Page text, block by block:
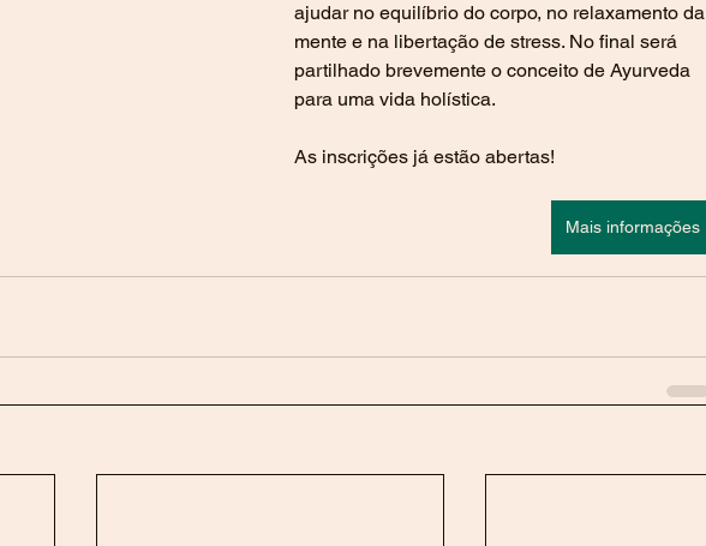
ajudar no equilíbrio do corpo, no relaxamento da
mente e na libertação de stress. No final será
partilhado brevemente o conceito de Ayurveda
para uma vida holística.
As inscrições já estão abertas!
Mais informações